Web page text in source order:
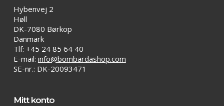
Hybenvej 2
Høll
DK-7080 Børkop
Danmark
Tlf: +45 24 85 64 40
E-mail: info@bombardashop.com
SE-nr.: DK-20093471
Mitt konto